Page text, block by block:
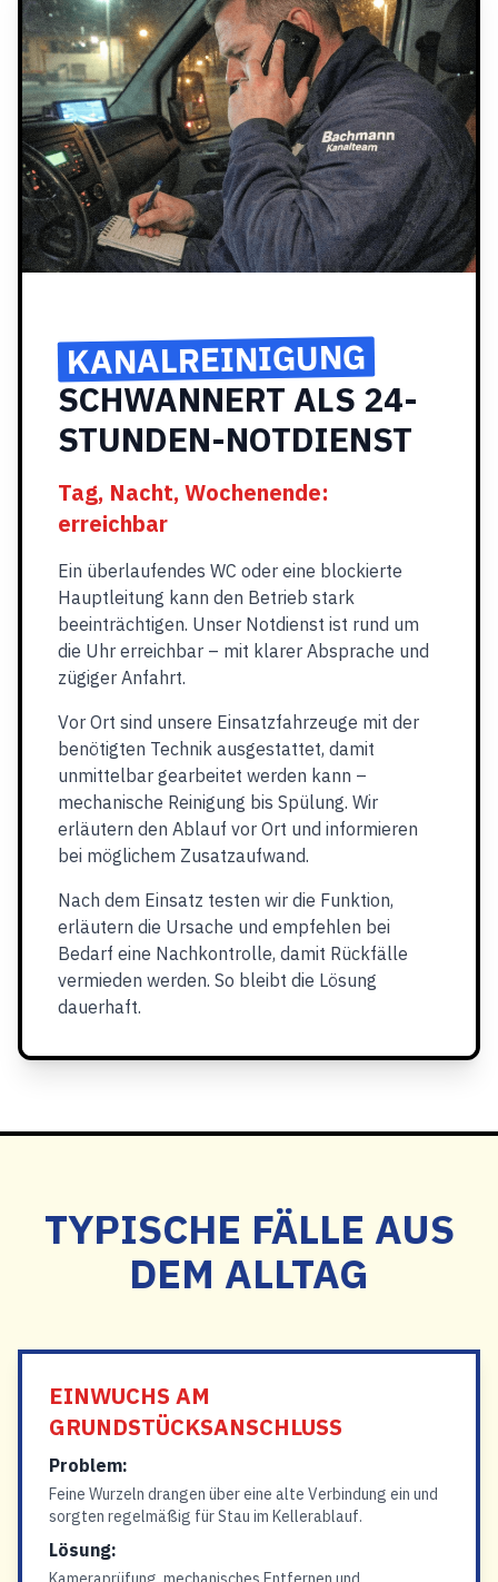
KANALREINIGUNG
SCHWANNERT ALS 24-
STUNDEN-NOTDIENST
Tag, Nacht, Wochenende:
erreichbar
Ein überlaufendes WC oder eine blockierte
Hauptleitung kann den Betrieb stark
beeinträchtigen. Unser Notdienst ist rund um
die Uhr erreichbar – mit klarer Absprache und
zügiger Anfahrt.
Vor Ort sind unsere Einsatzfahrzeuge mit der
benötigten Technik ausgestattet, damit
unmittelbar gearbeitet werden kann –
mechanische Reinigung bis Spülung. Wir
erläutern den Ablauf vor Ort und informieren
bei möglichem Zusatzaufwand.
Nach dem Einsatz testen wir die Funktion,
erläutern die Ursache und empfehlen bei
Bedarf eine Nachkontrolle, damit Rückfälle
vermieden werden. So bleibt die Lösung
dauerhaft.
TYPISCHE FÄLLE AUS
DEM ALLTAG
EINWUCHS AM
GRUNDSTÜCKSANSCHLUSS
Problem:
Feine Wurzeln drangen über eine alte Verbindung ein und
sorgten regelmäßig für Stau im Kellerablauf.
Lösung: